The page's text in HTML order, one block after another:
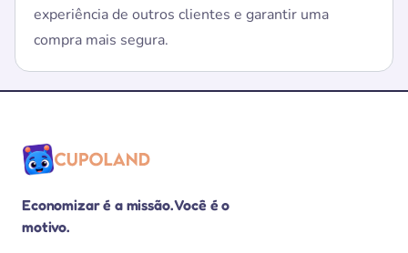
experiência de outros clientes e garantir uma
compra mais segura.
Economizar é a missão. Você é o
motivo.